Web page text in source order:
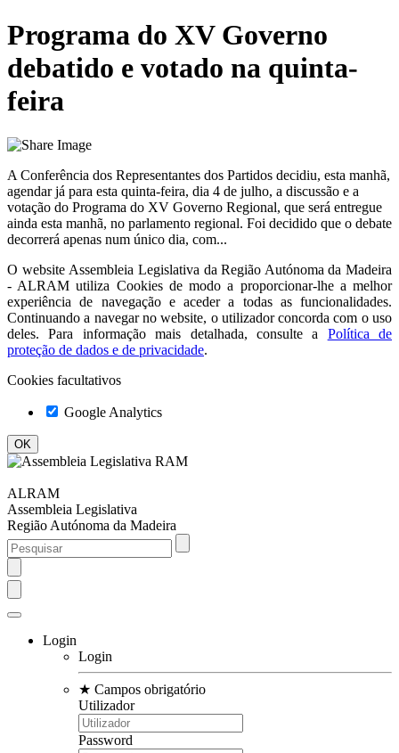
Programa do XV Governo
debatido e votado na quinta-
feira
A Conferência dos Representantes dos Partidos decidiu, esta manhã,
agendar já para esta quinta-feira, dia 4 de julho, a discussão e a
votação do Programa do XV Governo Regional, que será entregue
ainda esta manhã, no parlamento regional. Foi decidido que o debate
decorrerá apenas num único dia, com...
O website Assembleia Legislativa da Região Autónoma da Madeira
- ALRAM utiliza Cookies de modo a proporcionar-lhe a melhor
experiência de navegação e aceder a todas as funcionalidades.
Continuando a navegar no website, o utilizador concorda com o uso
deles. Para informação mais detalhada, consulte a
Política de
proteção de dados e de privacidade.
Cookies facultativos
Google Analytics
ALRAM
Assembleia Legislativa
Região Autónoma da Madeira
Login
Login
★ Campos obrigatório
Utilizador
Password